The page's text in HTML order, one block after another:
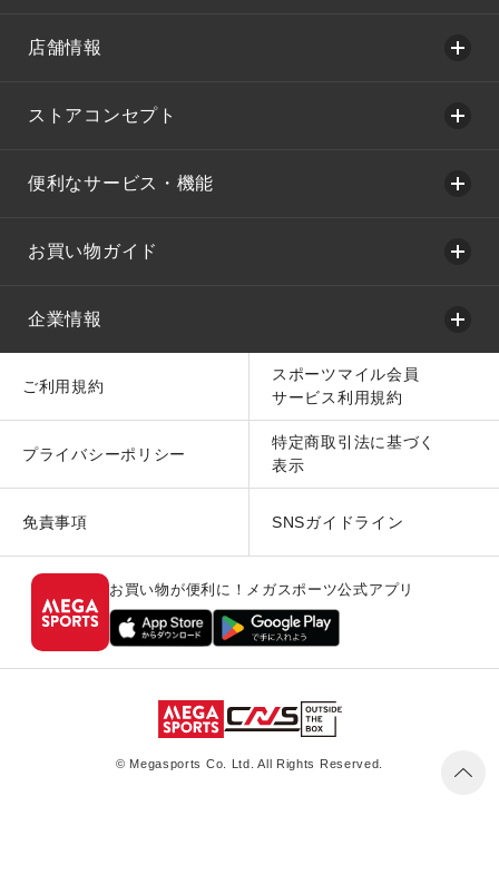
店舗情報
ストアコンセプト
便利なサービス・機能
お買い物ガイド
企業情報
ご利用規約
スポーツマイル会員
サービス利用規約
プライバシーポリシー
特定商取引法に基づく
表示
免責事項 SNSガイドライン
お買い物が便利に！メガスポーツ公式アプリ
© Megasports Co. Ltd. All Rights Reserved.